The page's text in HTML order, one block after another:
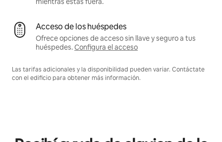
Acceso de los huéspedes
Ofrece opciones de acceso sin llave y seguro a tus
huéspedes.Configura el acceso
Las tarifas adicionales y la disponibilidad pueden variar. Contáctate
con el edificio para obtener más información.